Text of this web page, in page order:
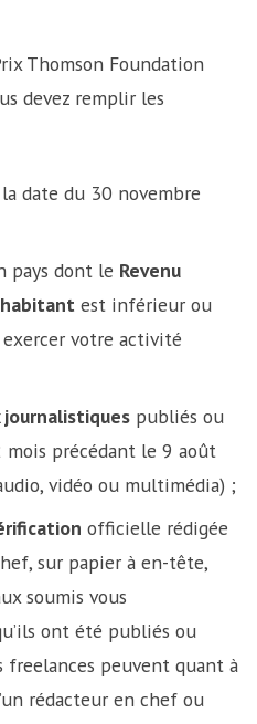
Thomson Foundation
devez remplir les
date du 30 novembre
pays dont le Revenu
habitantest inférieur ou
exercer votre activité
publiés ou
précédant le 9 août
vidéo ou multimédia) ;
officielle rédigée
sur papier à en-tête,
soumis vous
ont été publiés ou
freelances peuvent quant à
rédacteur en chef ou